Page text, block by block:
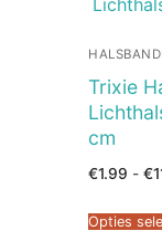
Trixie
cm
€1.99 - €
Opties